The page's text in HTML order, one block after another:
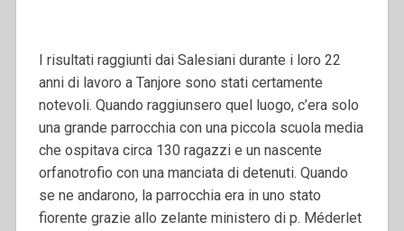
I risultati raggiunti dai Salesiani durante i loro 22
anni di lavoro a Tanjore sono stati certamente
notevoli. Quando raggiunsero quel luogo, c’era solo
una grande parrocchia con una piccola scuola media
che ospitava circa 130 ragazzi e un nascente
orfanotrofio con una manciata di detenuti. Quando
se ne andarono, la parrocchia era in uno stato
fiorente grazie allo zelante ministero di p. Méderlet